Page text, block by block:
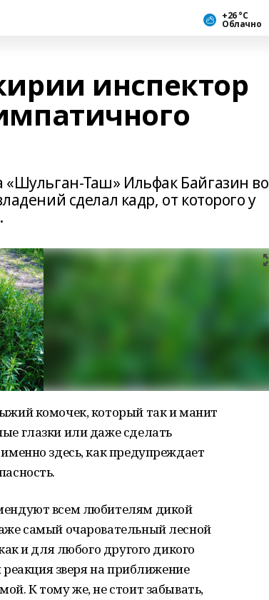
+26 °С
Облачно
инспектор
«Шульган-Таш» Ильфак Байгазин во
сделал кадр, от которого у
комочек, который так и манит
глазки или даже сделать
здесь, как предупреждает
всем любителям дикой
самый очаровательный лесной
и для любого другого дикого
реакция зверя на приближение
К тому же, не стоит забывать,